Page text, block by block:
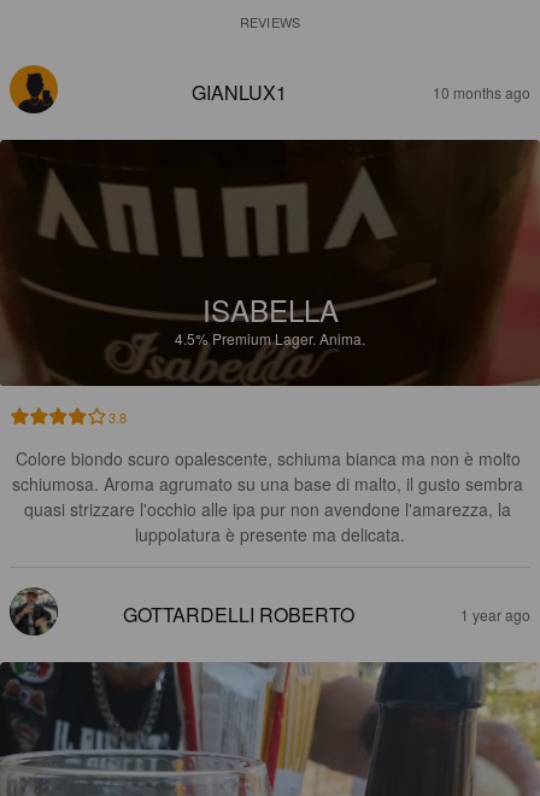
REVIEWS
GIANLUX1 10 months ago
ISABELLA
4.5% Premium Lager. Anima.
3.8
Colore biondo scuro opalescente, schiuma bianca ma non è molto
schiumosa. Aroma agrumato su una base di malto, il gusto sembra
quasi strizzare l'occhio alle ipa pur non avendone l'amarezza, la
luppolatura è presente ma delicata.
GOTTARDELLI ROBERTO 1 year ago